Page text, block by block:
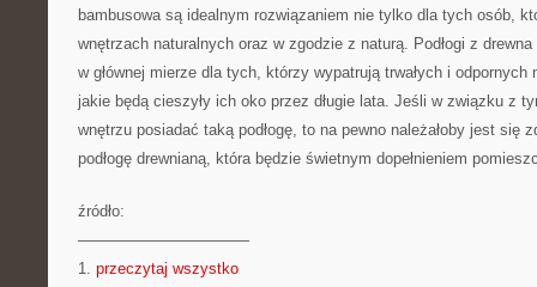
bambusowa są idealnym rozwiązaniem nie tylko dla tych osób,
wnętrzach naturalnych oraz w zgodzie z naturą. Podłogi z
w głównej mierze dla tych, którzy wypatrują trwałych i odpornych
jakie będą cieszyły ich oko przez długie lata. Jeśli w związku z
wnętrzu posiadać taką podłogę, to na pewno należałoby jest się
podłogę drewnianą, która będzie świetnym dopełnieniem
źródło:
———————————
1. przeczytaj wszystko